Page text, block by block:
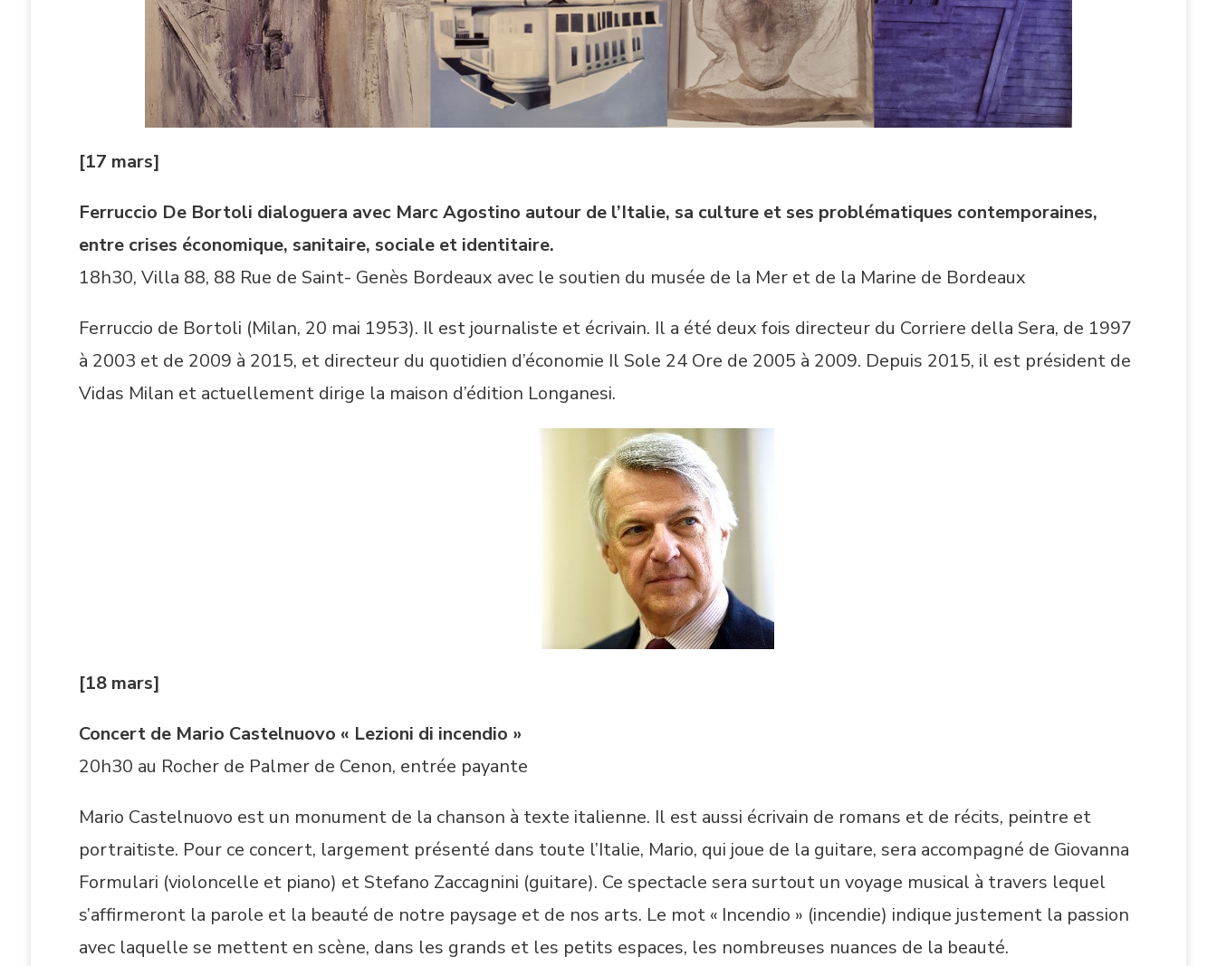
[17 mars]
Ferruccio De Bortoli dialoguera avec Marc Agostino autour de l’Italie, sa culture et ses problématiques contemporaines,
entre crises économique, sanitaire, sociale et identitaire.
18h30, Villa 88, 88 Rue de Saint- Genès Bordeaux avec le soutien du musée de la Mer et de la Marine de Bordeaux
Ferruccio de Bortoli (Milan, 20 mai 1953). Il est journaliste et écrivain. Il a été deux fois directeur du Corriere della Sera, de 1997
à 2003 et de 2009 à 2015, et directeur du quotidien d’économie Il Sole 24 Ore de 2005 à 2009. Depuis 2015, il est président de
Vidas Milan et actuellement dirige la maison d’édition Longanesi.
[18 mars]
Concert de Mario Castelnuovo « Lezioni di incendio »
20h30 au Rocher de Palmer de Cenon, entrée payante
Mario Castelnuovo est un monument de la chanson à texte italienne. Il est aussi écrivain de romans et de récits, peintre et
portraitiste. Pour ce concert, largement présenté dans toute l’Italie, Mario, qui joue de la guitare, sera accompagné de Giovanna
Formulari (violoncelle et piano) et Stefano Zaccagnini (guitare). Ce spectacle sera surtout un voyage musical à travers lequel
s’affirmeront la parole et la beauté de notre paysage et de nos arts. Le mot « Incendio » (incendie) indique justement la passion
avec laquelle se mettent en scène, dans les grands et les petits espaces, les nombreuses nuances de la beauté.